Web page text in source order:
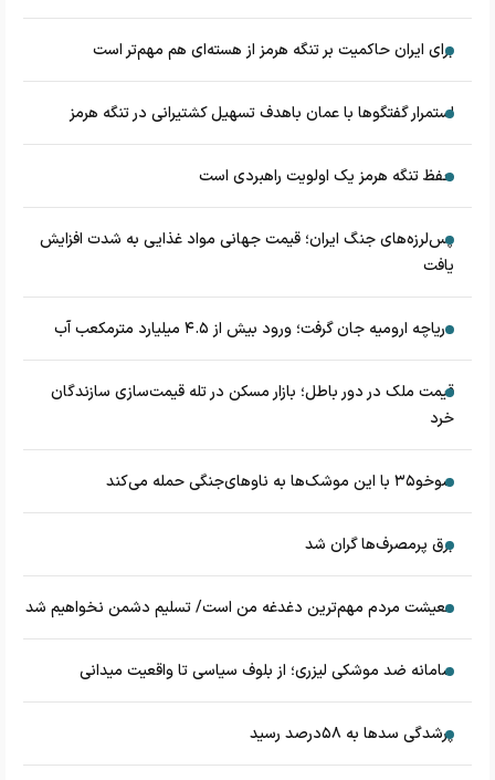
برای ایران حاکمیت بر تنگه هرمز از هسته‌ای هم مهم‌تر است
استمرار گفتگوها با عمان باهدف تسهیل کشتیرانی در تنگه هرمز
حفظ تنگه هرمز یک اولویت راهبردی است
پس‌لرزه‌های جنگ ایران؛ قیمت جهانی مواد غذایی به شدت افزایش
یافت
دریاچه ارومیه جان گرفت؛ ورود بیش از ۴.۵ میلیارد مترمکعب آب
قیمت ملک در دور باطل؛ بازار مسکن در تله قیمت‌سازی سازندگان
خرد
سوخو۳۵ با این موشک‌ها به ناوهای‌جنگی حمله می‌کند
برق پرمصرف‌ها گران شد
معیشت مردم مهم‌ترین دغدغه من است/ تسلیم دشمن نخواهیم شد
سامانه ضد موشکی لیزری؛ از بلوف سیاسی تا واقعیت میدانی
پرشدگی سدها به ۵۸درصد رسید